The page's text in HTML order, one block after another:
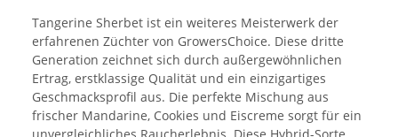
Tangerine Sherbet ist ein weiteres Meisterwerk der
erfahrenen Züchter von GrowersChoice. Diese dritte
Generation zeichnet sich durch außergewöhnlichen
Ertrag, erstklassige Qualität und ein einzigartiges
Geschmacksprofil aus. Die perfekte Mischung aus
frischer Mandarine, Cookies und Eiscreme sorgt für ein